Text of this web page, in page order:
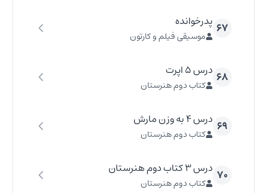
۶۷ پدرخوانده
موسیقی فیلم و کارتون
۶۸ درس ۵ اپرت
کتاب دوم هنرستان
۶۹ درس ۴ به وزن مارش
کتاب دوم هنرستان
۷۰ درس ۳ کتاب دوم هنرستان
کتاب دوم هنرستان